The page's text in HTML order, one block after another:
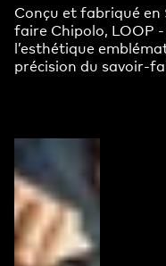
Conçu et fabriqué
faire Chipolo, LOOP
l’esthétique
précision du savoir-